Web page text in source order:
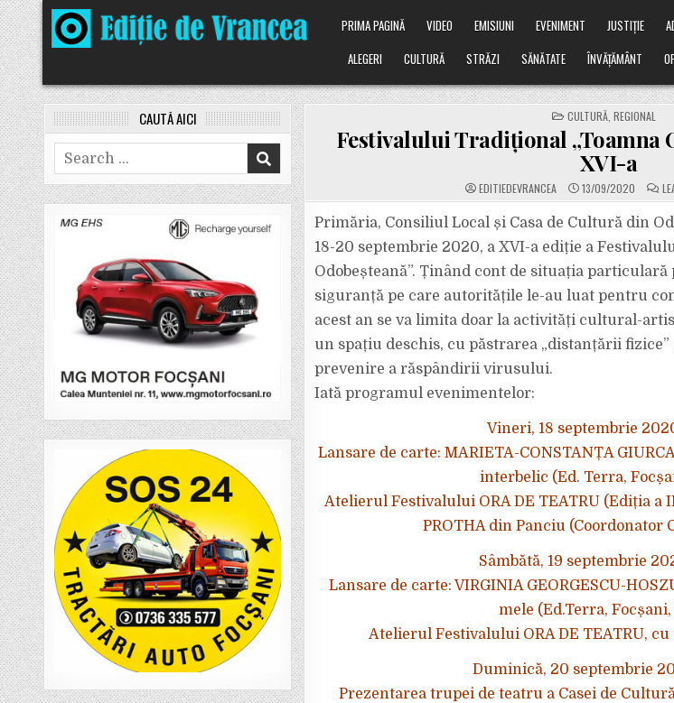
Skip
to
content
PRIMA PAGINĂ VIDEO EMISIUNI EVENIMENT JUSTIȚIE
ALEGERI
CULTURĂ STRĂZI SĂNĂTATE ÎNVĂȚĂMÂNT
POSTED
IN
CULTURĂ, REGIONAL
Festivalului Tradițional „Toamna
XVI-a
EDITIEDEVRANCEA 13/09/2020
Primăria, Consiliul Local și Casa de Cultură din
18-20 septembrie 2020, a XVI-a ediție a
Odobeșteană”. Ținând cont de situația
siguranță pe care autoritățile le-au luat pentru
acest an se va limita doar la activități cultural-
un spațiu deschis, cu păstrarea „distanțării
prevenire a răspândirii virusului.
Iată programul evenimentelor:
Vineri, 18 septembrie
Lansare de carte: MARIETA-CONSTANȚA
interbelic (Ed. Terra,
Atelierul Festivalului ORA DE TEATRU (Ediția a
PROTHA din Panciu (Coordonator
Sâmbătă, 19 septembrie
Lansare de carte: VIRGINIA GEORGESCU-
mele (Ed.Terra,
Atelierul Festivalului ORA DE TEATRU,
Duminică, 20 septembrie
Prezentarea trupei de teatru a Casei de
CAUTĂ AICI
Search
for: